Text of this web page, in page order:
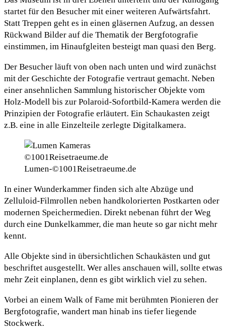
startet für den Besucher mit einer weiteren Aufwärtsfahrt.
Statt Treppen geht es in einen gläsernen Aufzug, an dessen
Rückwand Bilder auf die Thematik der Bergfotografie
einstimmen, im Hinaufgleiten besteigt man quasi den Berg.
Der Besucher läuft von oben nach unten und wird zunächst
mit der Geschichte der Fotografie vertraut gemacht. Neben
einer ansehnlichen Sammlung historischer Objekte vom
Holz-Modell bis zur Polaroid-Sofortbild-Kamera werden die
Prinzipien der Fotografie erläutert. Ein Schaukasten zeigt
z.B. eine in alle Einzelteile zerlegte Digitalkamera.
Lumen-©1001Reisetraeume.de
In einer Wunderkammer finden sich alte Abzüge und
Zelluloid-Filmrollen neben handkolorierten Postkarten oder
modernen Speichermedien. Direkt nebenan führt der Weg
durch eine Dunkelkammer, die man heute so gar nicht mehr
kennt.
Alle Objekte sind in übersichtlichen Schaukästen und gut
beschriftet ausgestellt. Wer alles anschauen will, sollte etwas
mehr Zeit einplanen, denn es gibt wirklich viel zu sehen.
Vorbei an einem Walk of Fame mit berühmten Pionieren der
Bergfotografie, wandert man hinab ins tiefer liegende
Stockwerk.